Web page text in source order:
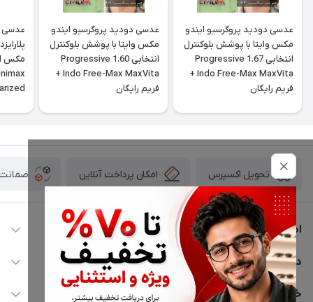
عدسی دودید پروگرسیو ایندو
مکس وایتا با پوشش بلوکنترل
انتخابی 1.67 Progressive
Indo Free-Max MaxVita +
فريم رايگان
عدسی دودید پروگرسیو ایندو
مکس وایتا با پوشش بلوکنترل
انتخابی 1.60 Progressive
Indo Free-Max MaxVita +
فريم رايگان
عدسی
تحویل اکسپرس امکان پرداخت آنلاین ضمانت
اطلاعات تماس
02177116909
info@civiliha.com
دسترسی سریع
حساب کاربری
خدمات مشتریان